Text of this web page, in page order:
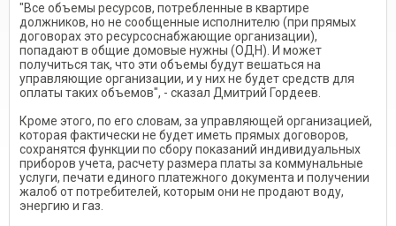
"Все объемы ресурсов, потребленные в квартире
должников, но не сообщенные исполнителю (при прямых
договорах это ресурсоснабжающие организации),
попадают в общие домовые нужны (ОДН). И может
получиться так, что эти объемы будут вешаться на
управляющие организации, и у них не будет средств для
оплаты таких объемов", - сказал Дмитрий Гордеев.
Кроме этого, по его словам, за управляющей организацией,
которая фактически не будет иметь прямых договоров,
сохранятся функции по сбору показаний индивидуальных
приборов учета, расчету размера платы за коммунальные
услуги, печати единого платежного документа и получении
жалоб от потребителей, которым они не продают воду,
энергию и газ.